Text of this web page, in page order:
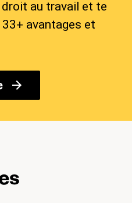
au travail et te
avantages et